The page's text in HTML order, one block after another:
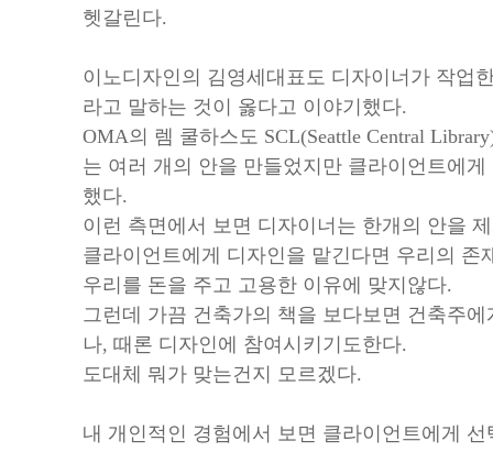
헷갈린다.
이노디자인의 김영세대표도 디자이너가 작업
라고 말하는 것이 옳다고 이야기했다.
OMA의 렘 쿨하스도 SCL(Seattle Central
는 여러 개의 안을 만들었지만 클라이언트에
했다.
이런 측면에서 보면 디자이너는 한개의 안을
클라이언트에게 디자인을 맡긴다면 우리의 존
우리를 돈을 주고 고용한 이유에 맞지않다.
그런데 가끔 건축가의 책을 보다보면 건축주
나, 때론 디자인에 참여시키기도한다.
도대체 뭐가 맞는건지 모르겠다.
내 개인적인 경험에서 보면 클라이언트에게